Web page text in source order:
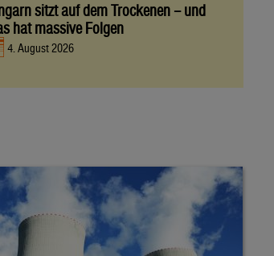
sitzt auf dem Trockenen – und
hat massive Folgen
4. August 2026